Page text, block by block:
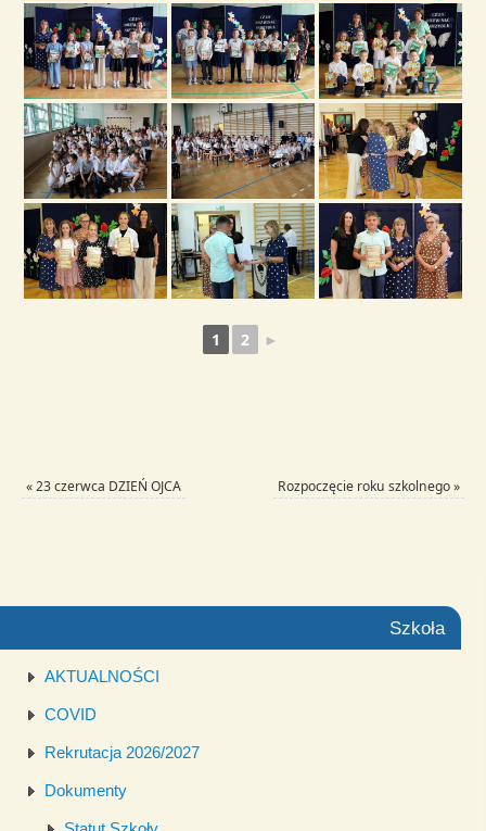
1 2 ►
«23 czerwca DZIEŃ OJCA Rozpoczęcie roku szkolnego»
Szkoła
AKTUALNOŚCI
COVID
Rekrutacja 2026/2027
Dokumenty